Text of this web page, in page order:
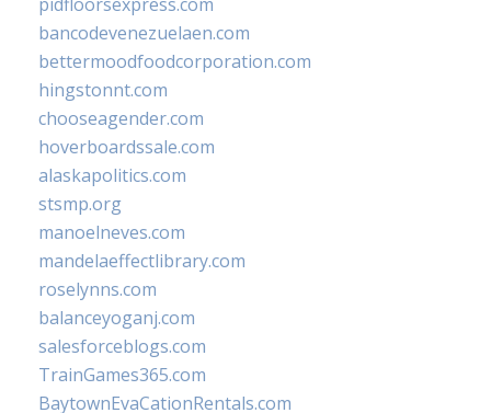
bancodevenezuelaen.com
bettermoodfoodcorporation.com
hingstonnt.com
chooseagender.com
hoverboardssale.com
alaskapolitics.com
stsmp.org
manoelneves.com
mandelaeffectlibrary.com
roselynns.com
balanceyoganj.com
salesforceblogs.com
TrainGames365.com
BaytownEvaCationRentals.com